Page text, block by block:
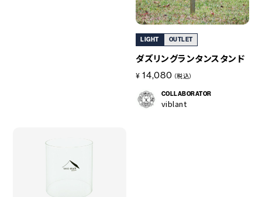
LIGHT OUTLET
ダズリングランタンスタンド
¥ 14,080 （税込）
COLLABORATOR
viblant